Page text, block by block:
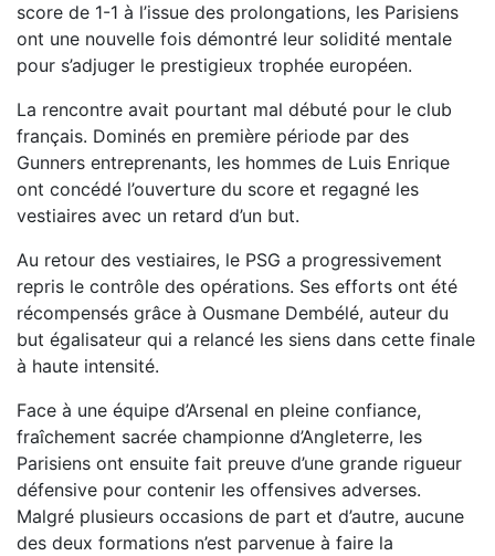
score de 1-1 à l’issue des prolongations, les Parisiens
ont une nouvelle fois démontré leur solidité mentale
pour s’adjuger le prestigieux trophée européen.
La rencontre avait pourtant mal débuté pour le club
français. Dominés en première période par des
Gunners entreprenants, les hommes de Luis Enrique
ont concédé l’ouverture du score et regagné les
vestiaires avec un retard d’un but.
Au retour des vestiaires, le PSG a progressivement
repris le contrôle des opérations. Ses efforts ont été
récompensés grâce à Ousmane Dembélé, auteur du
but égalisateur qui a relancé les siens dans cette finale
à haute intensité.
Face à une équipe d’Arsenal en pleine confiance,
fraîchement sacrée championne d’Angleterre, les
Parisiens ont ensuite fait preuve d’une grande rigueur
défensive pour contenir les offensives adverses.
Malgré plusieurs occasions de part et d’autre, aucune
des deux formations n’est parvenue à faire la